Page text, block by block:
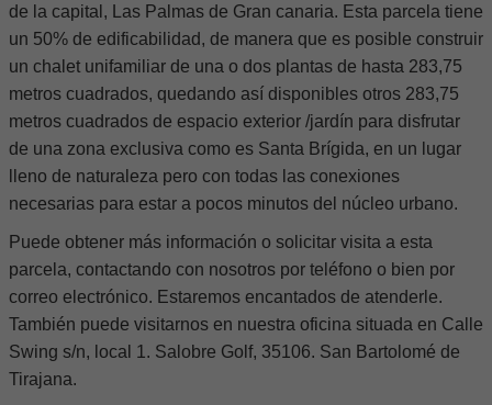
de la capital, Las Palmas de Gran canaria. Esta parcela tiene
un 50% de edificabilidad, de manera que es posible construir
un chalet unifamiliar de una o dos plantas de hasta 283,75
metros cuadrados, quedando así disponibles otros 283,75
metros cuadrados de espacio exterior /jardín para disfrutar
de una zona exclusiva como es Santa Brígida, en un lugar
lleno de naturaleza pero con todas las conexiones
necesarias para estar a pocos minutos del núcleo urbano.
Puede obtener más información o solicitar visita a esta
parcela, contactando con nosotros por teléfono o bien por
correo electrónico. Estaremos encantados de atenderle.
También puede visitarnos en nuestra oficina situada en Calle
Swing s/n, local 1. Salobre Golf, 35106. San Bartolomé de
Tirajana.